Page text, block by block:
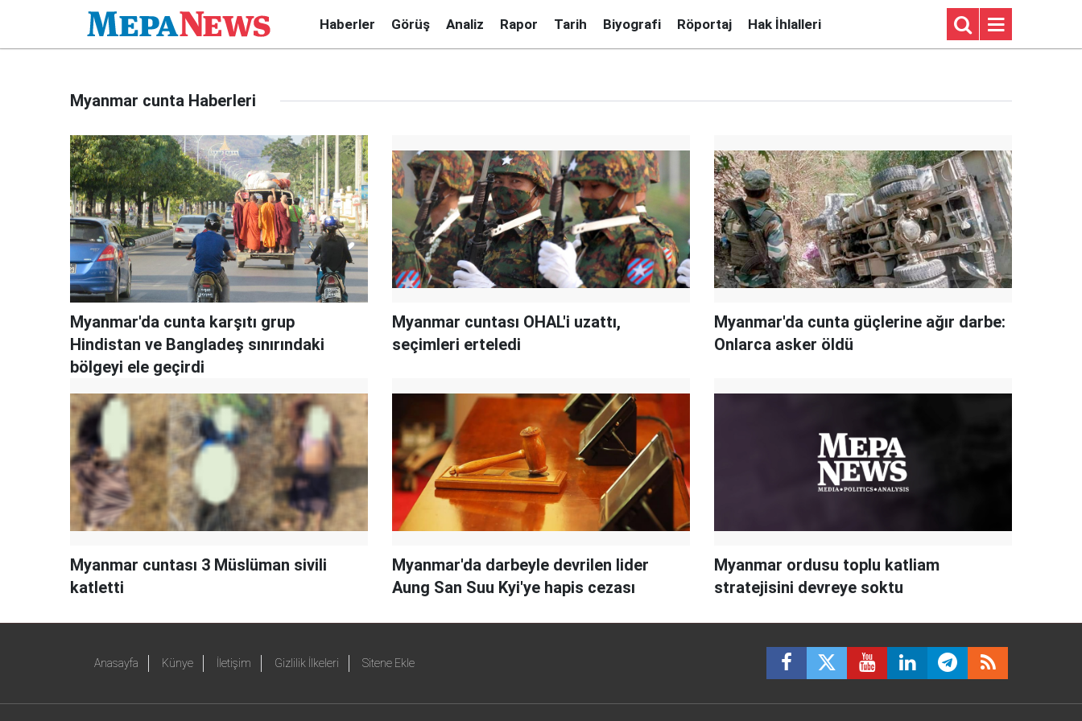
Haberler Görüş Analiz Rapor Tarih Biyografi Röportaj Hak İhlalleri
Myanmar cunta Haberleri
Myanmar'da cunta karşıtı grup
Hindistan ve Bangladeş sınırındaki
bölgeyi ele geçirdi
Myanmar cuntası OHAL'i uzattı,
seçimleri erteledi
Myanmar'da cunta güçlerine ağır darbe:
Onlarca asker öldü
Myanmar cuntası 3 Müslüman sivili
katletti
Myanmar'da darbeyle devrilen lider
Aung San Suu Kyi'ye hapis cezası
Myanmar ordusu toplu katliam
stratejisini devreye soktu
Anasayfa Künye İletişim Gizlilik İlkeleri Sitene Ekle